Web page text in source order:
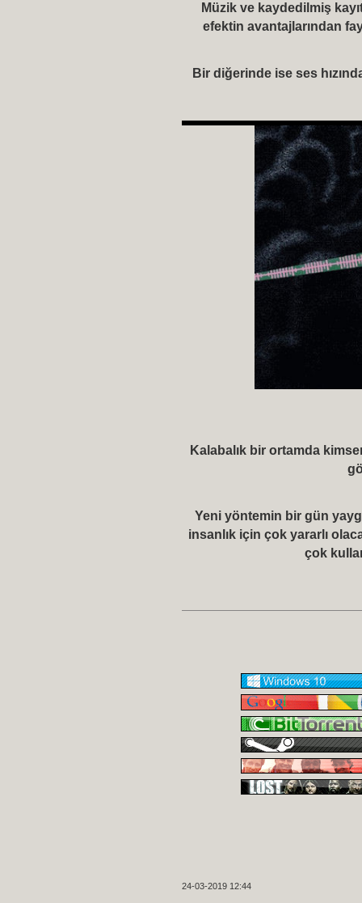
Müzik ve kaydedilmiş
efektin avantajlarından
Bir diğerinde ise ses
Kalabalık bir ortamda
Yeni yöntemin bir gün
insanlık için çok yararlı
çok
24-03-2019 12:44